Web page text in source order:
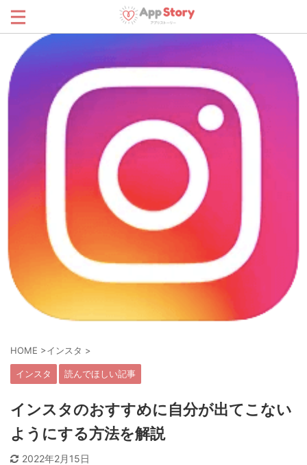
HOME >インスタ >
インスタ 読んでほしい記事
インスタのおすすめに自分が出てこない
ようにする方法を解説
2022年2月15日